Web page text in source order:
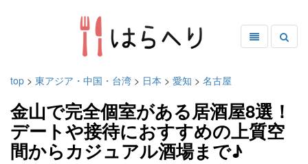
top > 東アジア・中国・台湾 > 日本 > 愛知 > 名古屋
金山で完全個室がある居酒屋8選！
デートや接待におすすめの上質空
間からカジュアル酒場まで♪